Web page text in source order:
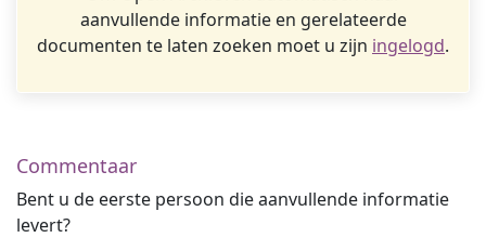
aanvullende informatie en gerelateerde
documenten te laten zoeken moet u zijn ingelogd.
Commentaar
Bent u de eerste persoon die aanvullende informatie
levert?